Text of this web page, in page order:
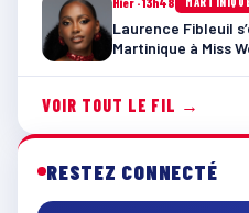
Laurence Fibleuil
Martinique à Miss
VOIR TOUT LE FIL →
RESTEZ CONNECTÉ